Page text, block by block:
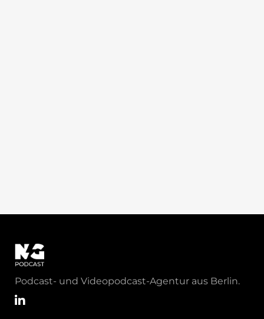
Podcast- und Videopodcast-Agentur aus Berlin.